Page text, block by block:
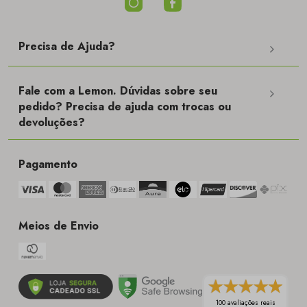
Precisa de Ajuda?
Fale com a Lemon. Dúvidas sobre seu
pedido? Precisa de ajuda com trocas ou
devoluções?
Pagamento
Meios de Envio
100 avaliações reais